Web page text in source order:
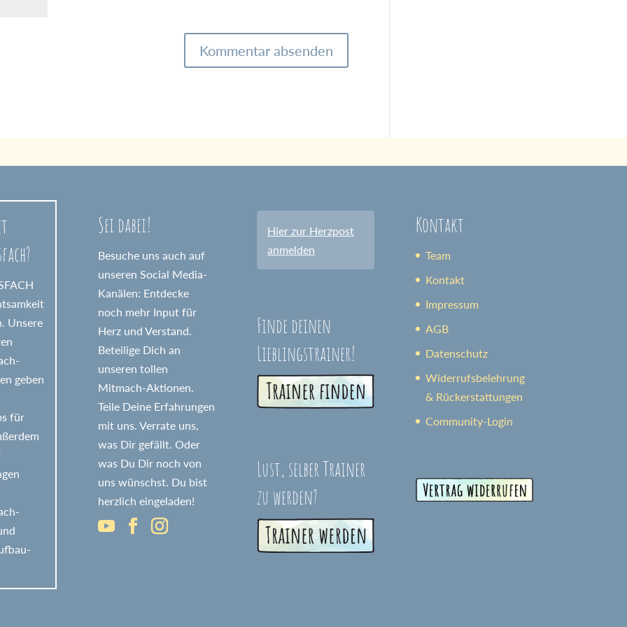
Unsere
geben
für
Sei dabei!
Besuche uns auch auf
unseren Social Media-
Kanälen: Entdecke
noch mehr Input für
Herz und Verstand.
Beteilige Dich an
unseren tollen
Mitmach-Aktionen.
Teile Deine Erfahrungen
mit uns. Verrate uns,
was Dir gefällt. Oder
was Du Dir noch von
uns wünschst. Du bist
herzlich eingeladen!
Hier zur Herzpost
anmelden
Finde deinen
Lieblingstrainer!
Lust, selber Trainer
zu werden?
Kontakt
Team
Kontakt
Impressum
AGB
Datenschutz
Widerrufsbelehrung
& Rückerstattungen
Community-Login